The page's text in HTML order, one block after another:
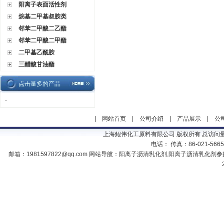
阳离子表面活性剂
烷基二甲基叔胺类
邻苯二甲酸二乙酯
邻苯二甲酸二甲酯
二甲基乙酰胺
三醋酸甘油酯
点击量多的产品
·
网站首页| 公司介绍 产品展示| 公
上海鲲伟化工原料有限公司 版权所有 总访问
电话： 传真：86-021-
邮箱： 1981597822@qq.com网站导航：阳离子沥清乳化剂,阳离子沥清乳化剂